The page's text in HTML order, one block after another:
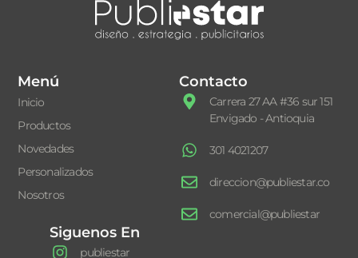
Menú
Inicio
Productos
Novedades
Personalizados
Nosotros
Contacto
Carrera 27 AA #36 sur 151
Envigado - Antioquia
301 4021207
direccion@publiestar.co
comercial@publiestar
Siguenos En
publiestar